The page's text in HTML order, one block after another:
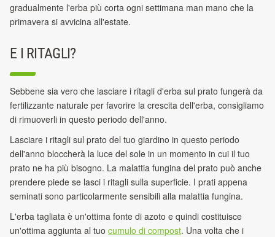
gradualmente l'erba più corta ogni settimana man mano che la
primavera si avvicina all'estate.
E I RITAGLI?
Sebbene sia vero che lasciare i ritagli d'erba sul prato fungerà da
fertilizzante naturale per favorire la crescita dell'erba, consigliamo
di rimuoverli in questo periodo dell'anno.
Lasciare i ritagli sul prato del tuo giardino in questo periodo
dell'anno bloccherà la luce del sole in un momento in cui il tuo
prato ne ha più bisogno. La malattia fungina del prato può anche
prendere piede se lasci i ritagli sulla superficie. I prati appena
seminati sono particolarmente sensibili alla malattia fungina.
L'erba tagliata è un'ottima fonte di azoto e quindi costituisce
un'ottima aggiunta al tuo cumulo di compost. Una volta che i